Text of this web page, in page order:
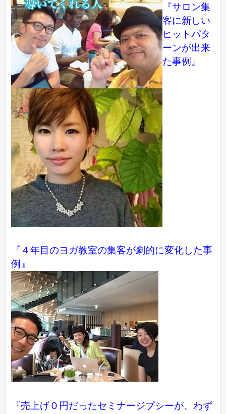
『サロン集
客に新しい
ヒットパタ
ーンが出来
た事例』
『４年目のヨガ教室の集客が劇的に変化した事
例』
『売上げ０円だったセミナージプシーが、わず